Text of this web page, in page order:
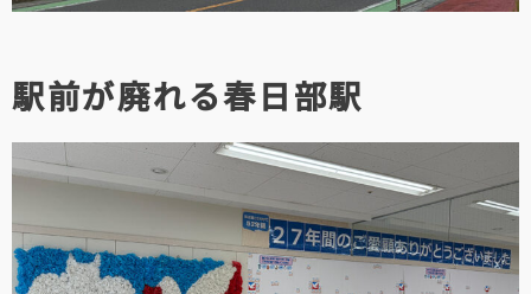
駅前が廃れる春日部駅